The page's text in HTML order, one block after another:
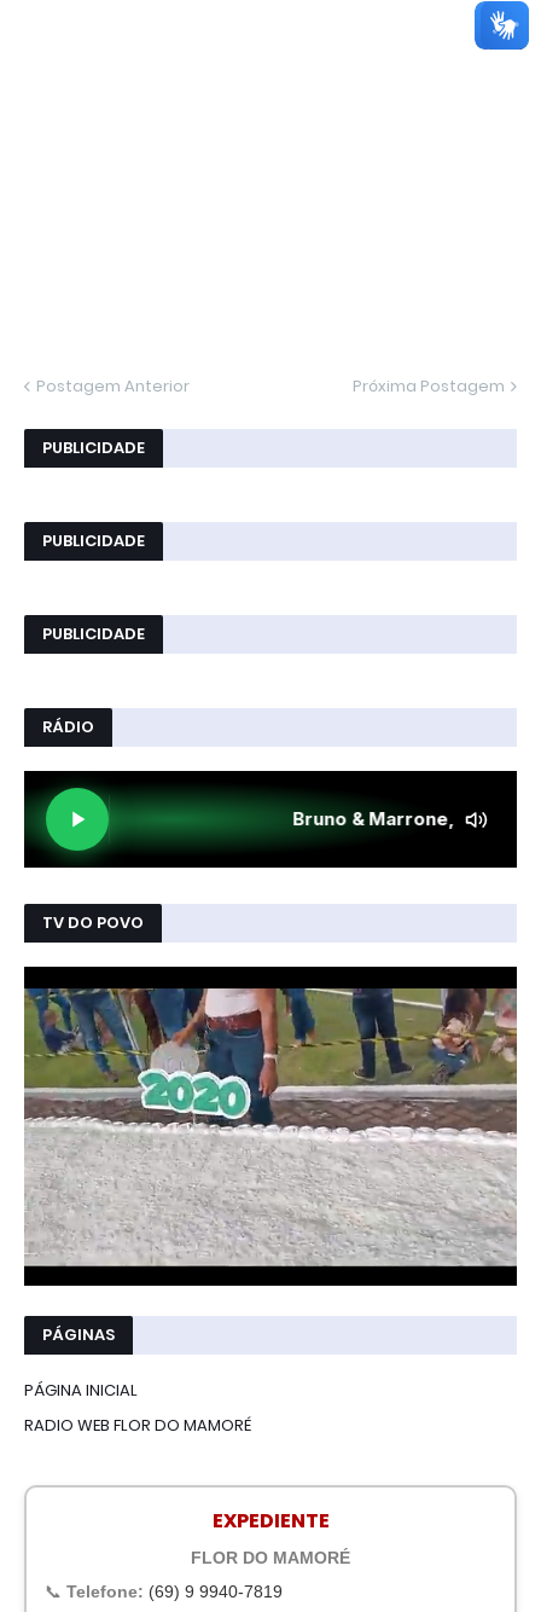
Postagem Anterior Próxima Postagem
PUBLICIDADE
PUBLICIDADE
PUBLICIDADE
RÁDIO
TV DO POVO
PÁGINAS
PÁGINA INICIAL
RADIO WEB FLOR DO MAMORÉ
EXPEDIENTE
FLOR DO MAMORÉ
📞 Telefone: (69) 9 9940-7819